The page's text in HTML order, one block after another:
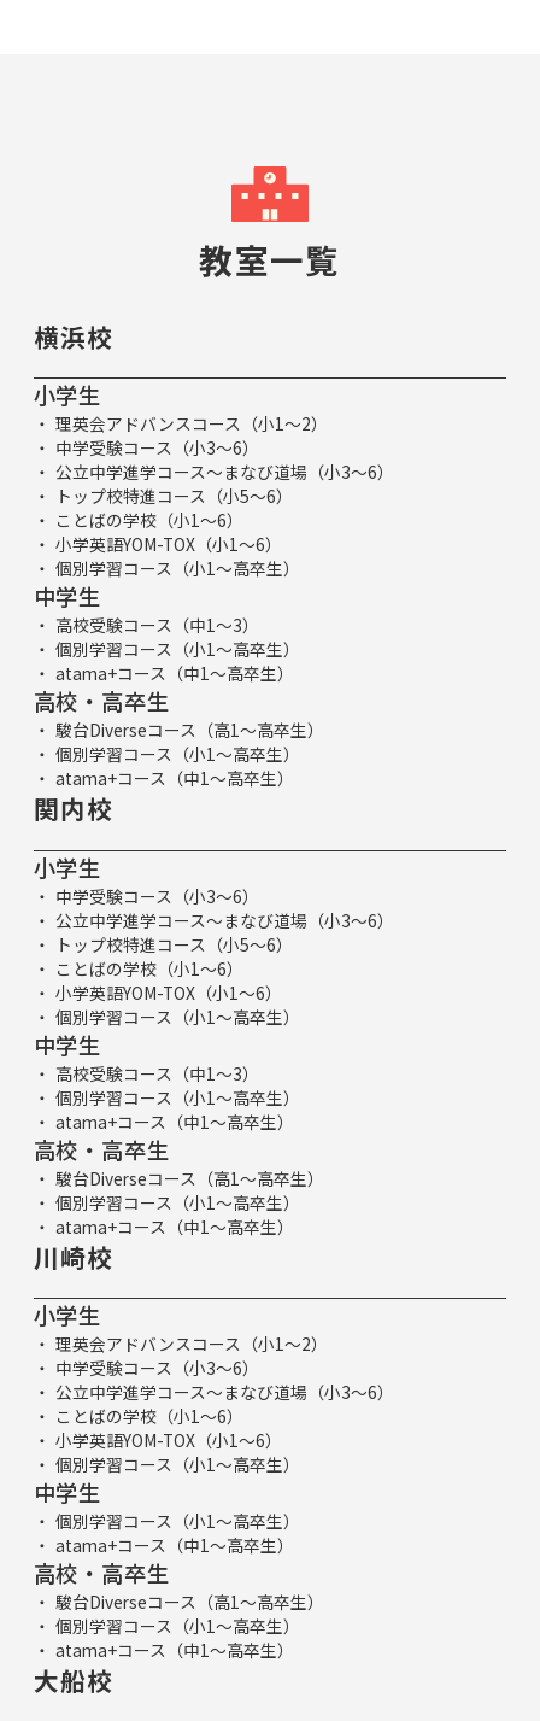
教室一覧
横浜校
小学生
理英会アドバンスコース（小1～2）
中学受験コース（小3～6）
公立中学進学コース～まなび道場（小3～6）
トップ校特進コース（小5～6）
ことばの学校（小1～6）
小学英語YOM-TOX（小1～6）
個別学習コース（小1～高卒生）
中学生
高校受験コース（中1～3）
個別学習コース（小1～高卒生）
atama+コース（中1～高卒生）
高校・高卒生
駿台Diverseコース（高1～高卒生）
個別学習コース（小1～高卒生）
atama+コース（中1～高卒生）
関内校
小学生
中学受験コース（小3～6）
公立中学進学コース～まなび道場（小3～6）
トップ校特進コース（小5～6）
ことばの学校（小1～6）
小学英語YOM-TOX（小1～6）
個別学習コース（小1～高卒生）
中学生
高校受験コース（中1～3）
個別学習コース（小1～高卒生）
atama+コース（中1～高卒生）
高校・高卒生
駿台Diverseコース（高1～高卒生）
個別学習コース（小1～高卒生）
atama+コース（中1～高卒生）
川崎校
小学生
理英会アドバンスコース（小1～2）
中学受験コース（小3～6）
公立中学進学コース～まなび道場（小3～6）
ことばの学校（小1～6）
小学英語YOM-TOX（小1～6）
個別学習コース（小1～高卒生）
中学生
個別学習コース（小1～高卒生）
atama+コース（中1～高卒生）
高校・高卒生
駿台Diverseコース（高1～高卒生）
個別学習コース（小1～高卒生）
atama+コース（中1～高卒生）
大船校